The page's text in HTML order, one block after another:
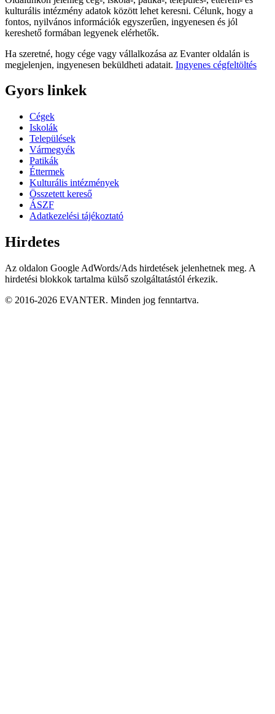
kulturális intézmény adatok között lehet keresni. Célunk, hogy a
fontos, nyilvános információk egyszerűen, ingyenesen és jól
kereshető formában legyenek elérhetők.
Ha szeretné, hogy cége vagy vállalkozása az Evanter oldalán is
megjelenjen, ingyenesen beküldheti adatait. Ingyenes cégfeltöltés
Gyors linkek
Cégek
Iskolák
Települések
Vármegyék
Patikák
Éttermek
Kulturális intézmények
Összetett kereső
ÁSZF
Adatkezelési tájékoztató
Hirdetes
Az oldalon Google AdWords/Ads hirdetések jelenhetnek meg. A
hirdetési blokkok tartalma külső szolgáltatástól érkezik.
© 2016-2026 EVANTER. Minden jog fenntartva.